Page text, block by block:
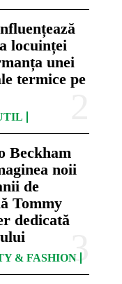
locuinței
unei
termice pe
Beckham
noii
de
Tommy
dedicată
& FASHION